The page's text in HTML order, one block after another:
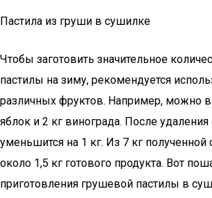
Пастила из груши в сушилке
Чтобы заготовить значительное
пастилы на зиму, рекомендуется
различных фруктов. Например, можно
яблок и 2 кг винограда. После
уменьшится на 1 кг. Из 7 кг полученной
около 1,5 кг готового продукта. Вот
приготовления грушевой пастилы в